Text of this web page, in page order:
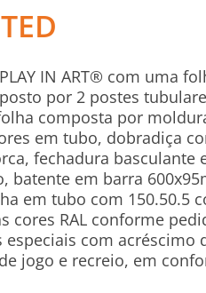
IN ART® com uma
por 2 postes
composta por
em tubo, dobradiça
fechadura basculante
batente em barra
em tubo com 150.50.5
cores RAL conforme
especiais com acréscimo
jogo e recreio, em